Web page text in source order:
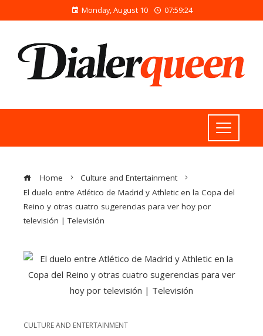
Monday, August 10 07:59:24
Home
Culture and Entertainment
El duelo entre Atlético de Madrid y Athletic en la Copa del
Reino y otras cuatro sugerencias para ver hoy por
televisión | Televisión
CULTURE AND ENTERTAINMENT